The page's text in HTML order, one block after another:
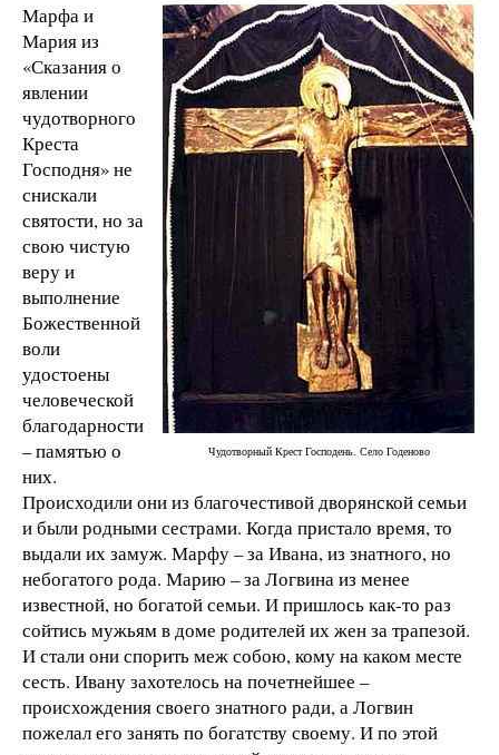
Чудотворный Крест Господень. Село Годеново
Марфа и
Мария из
«Сказания о
явлении
чудотворного
Креста
Господня» не
снискали
святости, но за
свою чистую
веру и
выполнение
Божественной
воли
удостоены
человеческой
благодарности
– памятью о
них.
Происходили они из благочестивой дворянской семьи
и были родными сестрами. Когда пристало время, то
выдали их замуж. Марфу – за Ивана, из знатного, но
небогатого рода. Марию – за Логвина из менее
известной, но богатой семьи. И пришлось как-то раз
сойтись мужьям в доме родителей их жен за трапезой.
И стали они спорить меж собою, кому на каком месте
сесть. Ивану захотелось на почетнейшее –
происхождения своего знатного ради, а Логвин
пожелал его занять по богатству своему. И по этой